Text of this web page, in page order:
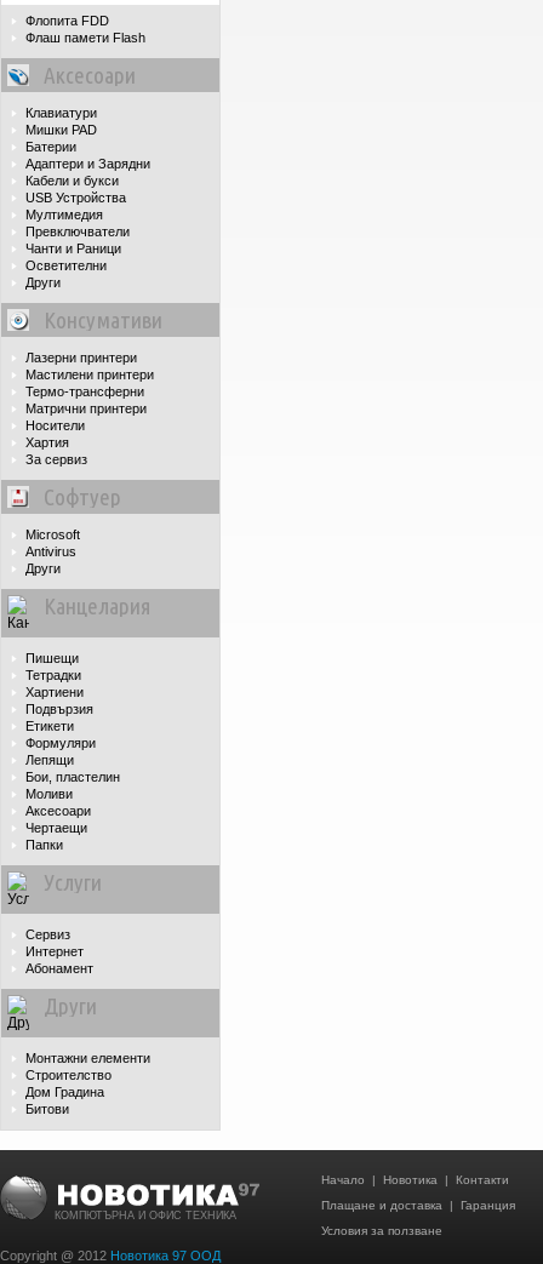
Флопита FDD
Флаш памети Flash
Аксесоари
Клавиатури
Мишки PAD
Батерии
Адаптери и Зарядни
Кабели и букси
USB Устройства
Мултимедия
Превключватели
Чанти и Раници
Осветителни
Други
Консумативи
Лазерни принтери
Мастилени принтери
Термо-трансферни
Матрични принтери
Носители
Хартия
За сервиз
Софтуер
Microsoft
Antivirus
Други
Канцелария
Пишещи
Тетрадки
Хартиени
Подвързия
Етикети
Формуляри
Лепящи
Бои, пластелин
Моливи
Аксесоари
Чертаещи
Папки
Услуги
Сервиз
Интернет
Абонамент
Други
Монтажни елементи
Строителство
Дом Градина
Битови
КОМПЮТЪРНА И ОФИС ТЕХНИКА
Copyright @ 2012 Новотика 97 ООД
Начало | Новотика | Контакти
Плащане и доставка | Гаранция
Условия за ползване